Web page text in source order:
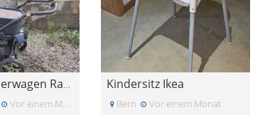
Hartan Kinderwagen Racer GTS mit zusätzlicher Hand
Vor einem Monat
Kindersitz Ikea
Bern Vor einem Monat